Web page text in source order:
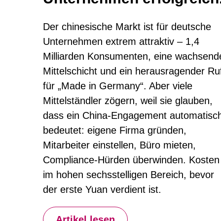
Der chinesische Markt ist für deutsche
Unternehmen extrem attraktiv – 1,4
Milliarden Konsumenten, eine
Mittelschicht und ein herausragender
für „Made in Germany“. Aber viele
Mittelständler zögern, weil sie glauben,
dass ein China-Engagement
bedeutet: eigene Firma gründen,
Mitarbeiter einstellen, Büro mieten,
Compliance-Hürden überwinden. Kosten
im hohen sechsstelligen Bereich, bevor
der erste Yuan verdient ist.